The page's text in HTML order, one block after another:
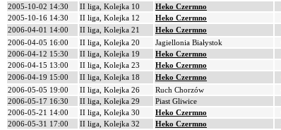
2005-10-02 14:30
II liga, Kolejka 10 Heko Czermno
2005-10-16 14:30
II liga, Kolejka 12 Heko Czermno
2006-04-01 14:00
II liga, Kolejka 21 Heko Czermno
2006-04-05 16:00
II liga, Kolejka 20 Jagiellonia Białystok
2006-04-12 15:30
II liga, Kolejka 19 Heko Czermno
2006-04-15 13:00
II liga, Kolejka 23 Heko Czermno
2006-04-19 15:00
II liga, Kolejka 18 Heko Czermno
2006-05-05 19:00
II liga, Kolejka 26 Ruch Chorzów
2006-05-17 16:30
II liga, Kolejka 29 Piast Gliwice
2006-05-21 14:00
II liga, Kolejka 30 Heko Czermno
2006-05-31 17:00
II liga, Kolejka 32 Heko Czermno